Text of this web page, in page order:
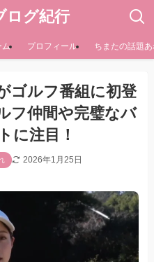
ログ紀行
ム プロフィール ちまたの話題
ゴルフ番組に初登
フ仲間や完璧なバ
に注目！
2026年1月25日